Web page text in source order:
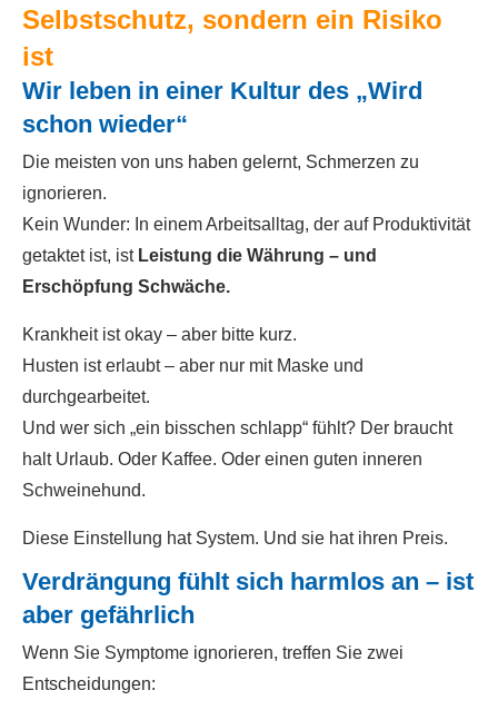
Selbstschutz, sondern ein Risiko
ist
Wir leben in einer Kultur des „Wird
schon wieder“
Die meisten von uns haben gelernt, Schmerzen zu
ignorieren.
Kein Wunder: In einem Arbeitsalltag, der auf Produktivität
getaktet ist, ist Leistung die Währung – und
Erschöpfung Schwäche.
Krankheit ist okay – aber bitte kurz.
Husten ist erlaubt – aber nur mit Maske und
durchgearbeitet.
Und wer sich „ein bisschen schlapp“ fühlt? Der braucht
halt Urlaub. Oder Kaffee. Oder einen guten inneren
Schweinehund.
Diese Einstellung hat System. Und sie hat ihren Preis.
Verdrängung fühlt sich harmlos an – ist
aber gefährlich
Wenn Sie Symptome ignorieren, treffen Sie zwei
Entscheidungen: